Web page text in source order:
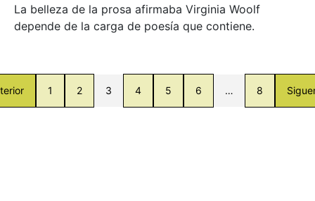
La belleza de la prosa afirmaba Virginia Woolf
depende de la carga de poesía que contiene.
1 2 3 4 5 6 … 8